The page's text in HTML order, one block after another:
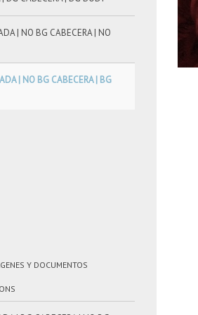
| NO BG CABECERA | NO
| NO BG CABECERA | BG
Y DOCUMENTOS